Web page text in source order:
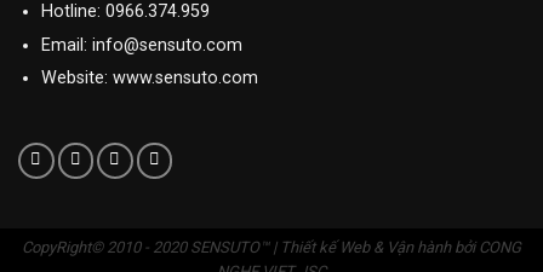
Hotline: 0966.374.959
Email: info@sensuto.com
Website: www.sensuto.com
CopyRight© 2010 - 2020 SENSUTO™ | Thiết kế Web & Vận hành bởi CONG